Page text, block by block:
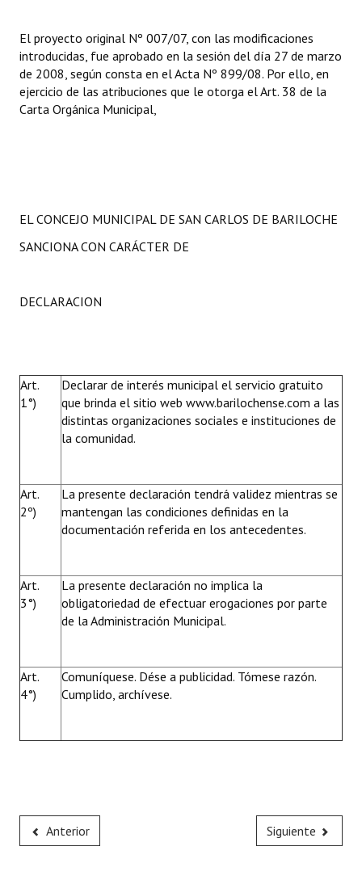
El proyecto original Nº 007/07, con las modificaciones
introducidas, fue aprobado en la sesión del día 27 de marzo
de 2008, según consta en el Acta Nº 899/08. Por ello, en
ejercicio de las atribuciones que le otorga el Art. 38 de la
Carta Orgánica Municipal,
EL CONCEJO MUNICIPAL DE SAN CARLOS DE BARILOCHE
SANCIONA CON CARÁCTER DE
DECLARACION
Art.
1°)
Declarar de interés municipal el servicio gratuito
que brinda el sitio web www.barilochense.com a las
distintas organizaciones sociales e instituciones de
la comunidad.
Art.
2º)
La presente declaración tendrá validez mientras se
mantengan las condiciones definidas en la
documentación referida en los antecedentes.
Art.
3°)
La presente declaración no implica la
obligatoriedad de efectuar erogaciones por parte
de la Administración Municipal.
Art.
4°)
Comuníquese. Dése a publicidad. Tómese razón.
Cumplido, archívese.
Anterior Siguiente